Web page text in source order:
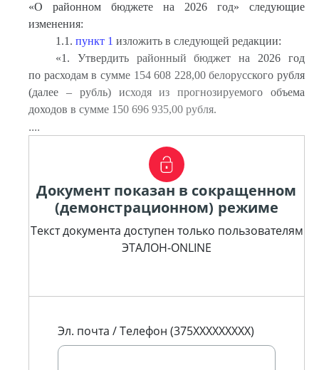
«О районном бюджете на 2026 год» следующие
изменения:
1.1. пункт 1 изложить в следующей редакции:
«1. Утвердить районный бюджет на 2026 год
по расходам в сумме 154 608 228,00 белорусского рубля
(далее – рубль) исходя из прогнозируемого объема
доходов в сумме 150 696 935,00 рубля.
....
Документ показан в сокращенном
(демонстрационном) режиме
Текст документа доступен только пользователям
ЭТАЛОН-ONLINE
Эл. почта / Телефон (375XXXXXXXXX)